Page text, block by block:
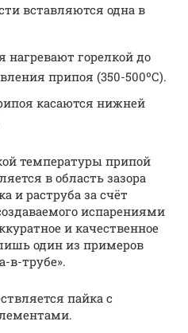
вставляются одна в
нагревают горелкой до
припоя (350-500ºС).
касаются нижней
температуры припой
в область зазора
и раструба за счёт
испарениями
и качественное
один из примеров
в-трубе».
пайка с